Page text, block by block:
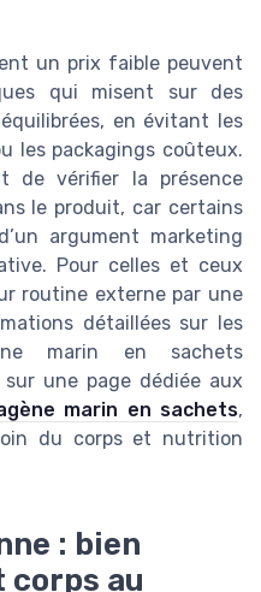
un prix faible peuvent
qui misent sur des
en évitant les
les packagings coûteux.
de vérifier la présence
le produit, car certains
argument marketing
Pour celles et ceux
routine externe par une
détaillées sur les
marin en sachets
une page dédiée aux
marin en sachets,
du corps et nutrition
: bien
corps au